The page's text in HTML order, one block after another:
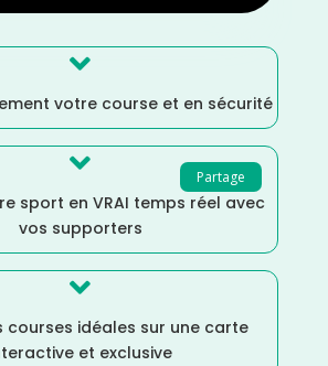

votre course et en sécurité
Partage

sport en VRAI temps réel avec
vos supporters

courses idéales sur une carte
et exclusive